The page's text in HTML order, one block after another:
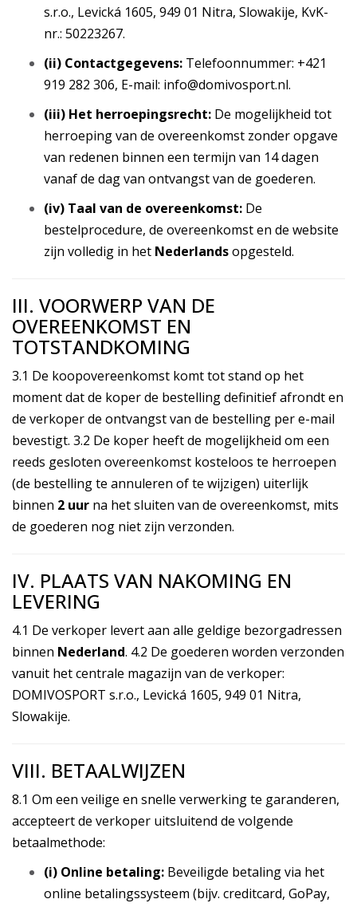
s.r.o., Levická 1605, 949 01 Nitra, Slowakije, KvK-
nr.: 50223267.
(ii) Contactgegevens: Telefoonnummer: +421
919 282 306, E-mail: info@domivosport.nl.
(iii) Het herroepingsrecht: De mogelijkheid tot
herroeping van de overeenkomst zonder opgave
van redenen binnen een termijn van 14 dagen
vanaf de dag van ontvangst van de goederen.
(iv) Taal van de overeenkomst: De
bestelprocedure, de overeenkomst en de website
zijn volledig in het Nederlandsopgesteld.
III. VOORWERP VAN DE
OVEREENKOMST EN
TOTSTANDKOMING
3.1 De koopovereenkomst komt tot stand op het
moment dat de koper de bestelling definitief afrondt en
de verkoper de ontvangst van de bestelling per e-mail
bevestigt. 3.2 De koper heeft de mogelijkheid om een
reeds gesloten overeenkomst kosteloos te herroepen
(de bestelling te annuleren of te wijzigen) uiterlijk
binnen 2 uur na het sluiten van de overeenkomst, mits
de goederen nog niet zijn verzonden.
IV. PLAATS VAN NAKOMING EN
LEVERING
4.1 De verkoper levert aan alle geldige bezorgadressen
binnen Nederland. 4.2 De goederen worden verzonden
vanuit het centrale magazijn van de verkoper:
DOMIVOSPORT s.r.o., Levická 1605, 949 01 Nitra,
Slowakije.
VIII. BETAALWIJZEN
8.1 Om een veilige en snelle verwerking te garanderen,
accepteert de verkoper uitsluitend de volgende
betaalmethode:
(i) Online betaling: Beveiligde betaling via het
online betalingssysteem (bijv. creditcard, GoPay,